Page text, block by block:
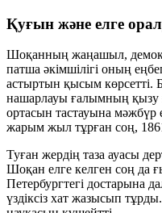
Қуғын және елге
Шоқанның жаңашыл,
патша әкімшілігі оның
астыртын қысым көрсетті.
нашарлауы ғалымның қызу
ортасын тастауына мәжбүр
жарым жыл тұрған соң,
Туған жердің таза ауасы
Шоқан елге келген соң да
Петербургтегі достарына
үздіксіз хат жазысып